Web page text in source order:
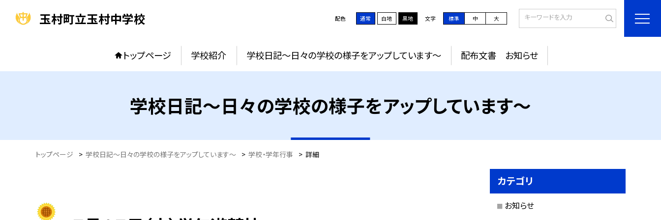
玉村町立玉村中学校 配色 通常 白地 黒地 文字 標準 中 大
トップページ 学校紹介 学校日記～日々の学校の様子をアップしています～ 配布文書 お知らせ
学校日記～日々の学校の様子をアップしています～
トップページ > 学校日記～日々の学校の様子をアップしています～ > 学校・学年行事 > 詳細
カテゴリ
お知らせ